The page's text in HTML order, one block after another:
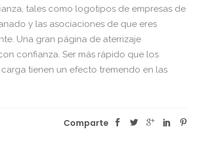
tales como logotipos de empresas de
y las asociaciones de que eres
Una gran página de aterrizaje
confianza. Ser más rápido que los
tienen un efecto tremendo en las
Comparte